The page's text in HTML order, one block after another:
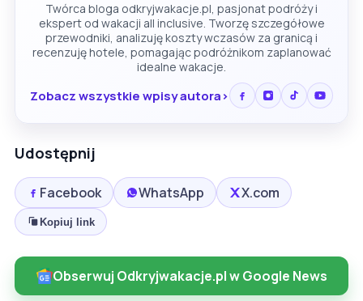
Twórca bloga odkryjwakacje.pl, pasjonat podróży i
ekspert od wakacji all inclusive. Tworzę szczegółowe
przewodniki, analizuję koszty wczasów za granicą i
recenzuję hotele, pomagając podróżnikom zaplanować
idealne wakacje.
Zobacz wszystkie wpisy autora
Udostępnij
Facebook WhatsApp X.com
Kopiuj link
Obserwuj Odkryjwakacje.pl w Google News